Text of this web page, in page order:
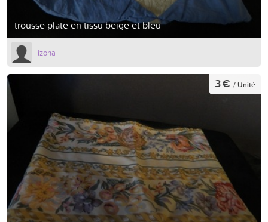
trousse plate en tissu beige et bleu
izoha
3 € / Unité